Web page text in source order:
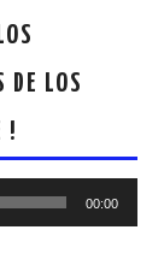
DE LOS
!
00:00